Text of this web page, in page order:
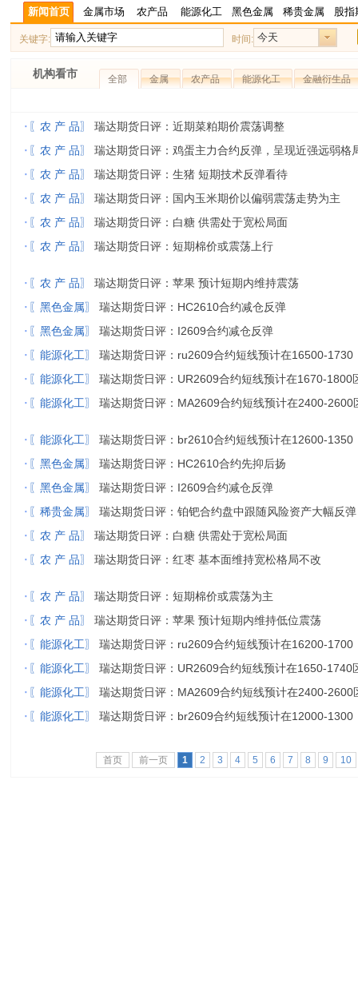
新闻首页 金属市场 农产品 能源化工 黑色金属 稀贵金属 股指
关键字: 时间: 今天
机构看市 全部 金属 农产品 能源化工 金融衍生品
· 〖农 产 品〗 瑞达期货日评：近期菜粕期价震荡调整
· 〖农 产 品〗 瑞达期货日评：鸡蛋主力合约反弹，呈现近强远弱格
· 〖农 产 品〗 瑞达期货日评：生猪 短期技术反弹看待
· 〖农 产 品〗 瑞达期货日评：国内玉米期价以偏弱震荡走势为主
· 〖农 产 品〗 瑞达期货日评：白糖 供需处于宽松局面
· 〖农 产 品〗 瑞达期货日评：短期棉价或震荡上行
· 〖农 产 品〗 瑞达期货日评：苹果 预计短期内维持震荡
· 〖黑色金属〗 瑞达期货日评：HC2610合约减仓反弹
· 〖黑色金属〗 瑞达期货日评：I2609合约减仓反弹
· 〖能源化工〗 瑞达期货日评：ru2609合约短线预计在16500-1730
· 〖能源化工〗 瑞达期货日评：UR2609合约短线预计在1670-1800
· 〖能源化工〗 瑞达期货日评：MA2609合约短线预计在2400-2600
· 〖能源化工〗 瑞达期货日评：br2610合约短线预计在12600-1350
· 〖黑色金属〗 瑞达期货日评：HC2610合约先抑后扬
· 〖黑色金属〗 瑞达期货日评：I2609合约减仓反弹
· 〖稀贵金属〗 瑞达期货日评：铂钯合约盘中跟随风险资产大幅反弹
· 〖农 产 品〗 瑞达期货日评：白糖 供需处于宽松局面
· 〖农 产 品〗 瑞达期货日评：红枣 基本面维持宽松格局不改
· 〖农 产 品〗 瑞达期货日评：短期棉价或震荡为主
· 〖农 产 品〗 瑞达期货日评：苹果 预计短期内维持低位震荡
· 〖能源化工〗 瑞达期货日评：ru2609合约短线预计在16200-1700
· 〖能源化工〗 瑞达期货日评：UR2609合约短线预计在1650-1740
· 〖能源化工〗 瑞达期货日评：MA2609合约短线预计在2400-2600
· 〖能源化工〗 瑞达期货日评：br2609合约短线预计在12000-1300
首页 前一页 1 2 3 4 5 6 7 8 9 10